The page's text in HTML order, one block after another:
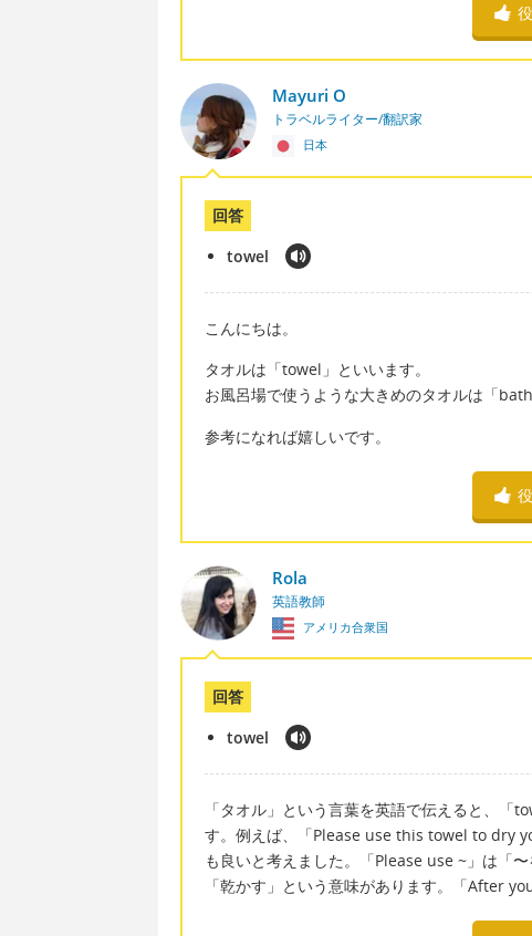
Mayuri O
トラベルライター/翻訳家
日本
回答
towel
こんにちは。
タオルは「towel」といいます。
お風呂場で使うような大きめのタオルは「
参考になれば嬉しいです。
Rola
英語教師
アメリカ合衆国
回答
towel
「タオル」という言葉を英語で伝えると、
す。例えば、「Please use this towel to dry
も良いと考えました。「Please use ~」は「
「乾かす」という意味があります。「After